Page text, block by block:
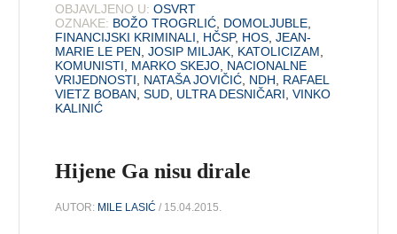
OBJAVLJENO U: OSVRT
OZNAKE: BOŽO TROGRLIĆ DOMOLJUBLE
FINANCIJSKI KRIMINALI
HČSP, HOS ,JEAN-
MARIE LE PEN ,JOSIP MILJAK KATOLICIZAM
KOMUNISTI
MARKO SKEJO NACIONALNE
VRIJEDNOSTI
NATAŠA JOVIČIĆ NDH
RAFAEL
VIETZ BOBAN ,SUD ULTRA DESNIČARI ,VINKO
KALINIĆ
Hijene Ga nisu dirale
AUTOR: MILE LASIĆ / 15.04.2015.